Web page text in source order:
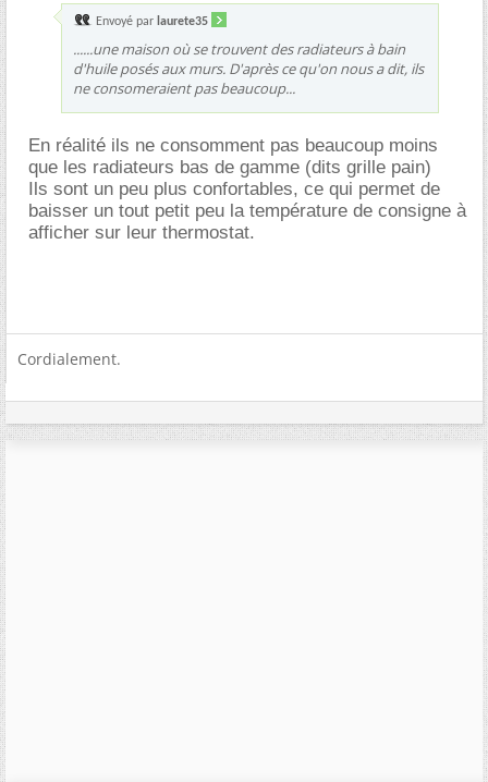
Envoyé par laurete35
......une maison où se trouvent des radiateurs à bain
d'huile posés aux murs. D'après ce qu'on nous a dit, ils
ne consomeraient pas beaucoup...
En réalité ils ne consomment pas beaucoup moins
que les radiateurs bas de gamme (dits grille pain)
Ils sont un peu plus confortables, ce qui permet de
baisser un tout petit peu la température de consigne à
afficher sur leur thermostat.
Cordialement.